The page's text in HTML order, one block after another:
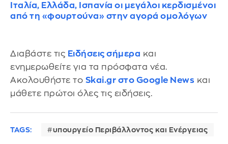
Ιταλία, Ελλάδα, Ισπανία οι μεγάλοι κερδισμένοι
από τη «φουρτούνα» στην αγορά ομολόγων
Διαβάστε τις Ειδήσεις σήμερα και
ενημερωθείτε για τα πρόσφατα νέα.
Ακολουθήστε το Skai.gr στο Google News και
μάθετε πρώτοι όλες τις ειδήσεις.
TAGS: υπουργείο Περιβάλλοντος και Ενέργειας